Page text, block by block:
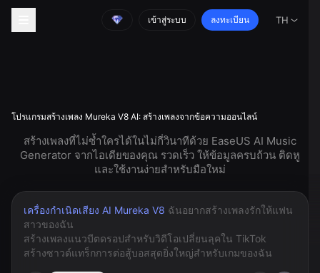
เข้าสู่ระบบ ลงทะเบียน TH
โปรแกรมสร้างเพลง Mureka V8 AI: สร้างเพลงจากข้อความออนไลน์
สร้างเพลงที่ไม่ซ้ำใครได้ในไม่กี่วินาทีด้วย EaseUS AI Music
Generator จากไอเดียของคุณ รวดเร็ว ให้ข้อมูลครบถ้วน ติดหู
และใช้งานง่ายสำหรับมือใหม่
เครื่องกำเนิดเสียง AI Mureka V8